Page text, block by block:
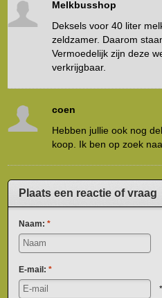
Melkbusshop
Deksels voor 40 liter
zeldzamer. Daarom
Vermoedelijk zijn deze
verkrijgbaar.
coen
Hebben jullie ook nog
koop. Ik ben op zoek
Plaats een reactie of vraag
Naam:*
E-mail:*